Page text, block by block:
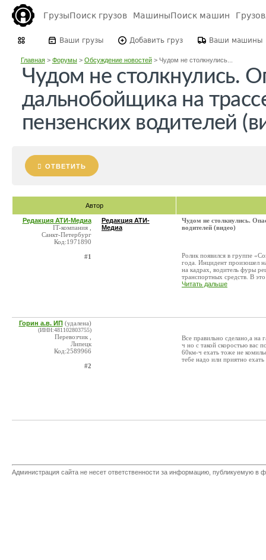
ГрузыПоиск грузов МашиныПоиск машин
Ваши грузы Добавить груз Ваши машины
Главная> Форумы> Обсуждение новостей> Чудом не столкнулись...
Чудом не столкнулись.
дальнобойщика на
пензенских водителей
ОТВЕТИТЬ
Автор
Редакция АТИ-Медиа
IT-компания ,
Санкт-Петербург
Код:1971890
#1
Редакция АТИ-
Медиа
Чудом не столкнулись.
водителей (видео)
Ролик появился в группе
года. Инцидент произошел
на кадрах, водитель фуры
транспортных средств. В
Читать дальше
Горин а.в. ИП (удалена)
(ИНН:481102803755)
Перевозчик ,
Липецк
Код:2589966
#2
Все правильно сделано,а
ч но с такой скоростью вас
60км-ч ехать тоже не
тебе надо или приятно
Администрация сайта не несет ответственности за информацию, публикуемую